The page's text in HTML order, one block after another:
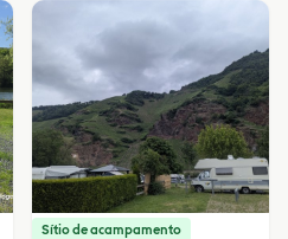
Sítio de acampamento